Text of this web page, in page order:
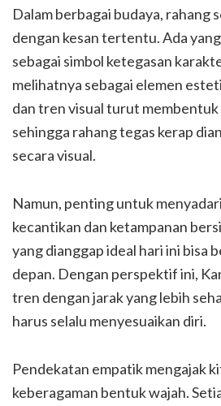
Dalam berbagai budaya, rahang
dengan kesan tertentu. Ada
sebagai simbol ketegasan
melihatnya sebagai elemen
dan tren visual turut membentuk
sehingga rahang tegas kerap
secara visual.
Namun, penting untuk
kecantikan dan ketampanan
yang dianggap ideal hari ini bisa
depan. Dengan perspektif ini,
tren dengan jarak yang lebih
harus selalu menyesuaikan diri.
Pendekatan empatik mengajak
keberagaman bentuk wajah.